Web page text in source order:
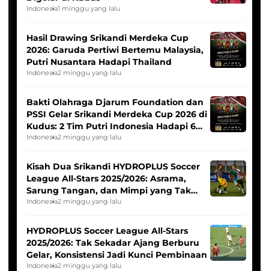
Indonesia1 minggu yang lalu
Hasil Drawing Srikandi Merdeka Cup
2026: Garuda Pertiwi Bertemu Malaysia,
Putri Nusantara Hadapi Thailand
Indonesia2 minggu yang lalu
Bakti Olahraga Djarum Foundation dan
PSSI Gelar Srikandi Merdeka Cup 2026 di
Kudus: 2 Tim Putri Indonesia Hadapi 6
Tim Asia
Indonesia2 minggu yang lalu
Kisah Dua Srikandi HYDROPLUS Soccer
League All-Stars 2025/2026: Asrama,
Sarung Tangan, dan Mimpi yang Tak
Pernah Padam
Indonesia2 minggu yang lalu
HYDROPLUS Soccer League All-Stars
2025/2026: Tak Sekadar Ajang Berburu
Gelar, Konsistensi Jadi Kunci Pembinaan
Indonesia2 minggu yang lalu